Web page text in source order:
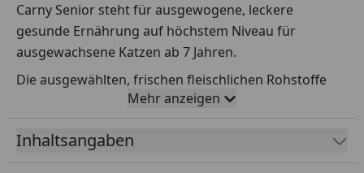
Carny Senior steht für ausgewogene, leckere
gesunde Ernährung auf höchstem Niveau für
ausgewachsene Katzen ab 7 Jahren.
Die ausgewählten, frischen fleischlichen Rohstoffe
garantieren den unvergleichlichen Geschmack, den
Katzen überaus schätzen.
Carny Senior versorgt die ältere Katze mit allen
Mehr anzeigen
Inhaltsangaben